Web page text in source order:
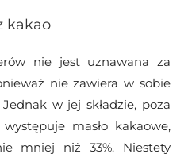
kakao
nie jest uznawana za
nie zawiera w sobie
w jej składzie, poza
masło kakaowe,
mniej niż 33%. Niestety